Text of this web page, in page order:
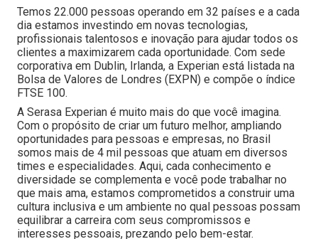
Temos 22.000 pessoas operando em 32 países e a cada
dia estamos investindo em novas tecnologias,
profissionais talentosos e inovação para ajudar todos os
clientes a maximizarem cada oportunidade. Com sede
corporativa em Dublin, Irlanda, a Experian está listada na
Bolsa de Valores de Londres (EXPN) e compõe o índice
FTSE 100.
A Serasa Experian é muito mais do que você imagina.
Com o propósito de criar um futuro melhor, ampliando
oportunidades para pessoas e empresas, no Brasil
somos mais de 4 mil pessoas que atuam em diversos
times e especialidades. Aqui, cada conhecimento e
diversidade se complementa e você pode trabalhar no
que mais ama, estamos comprometidos a construir uma
cultura inclusiva e um ambiente no qual pessoas possam
equilibrar a carreira com seus compromissos e
interesses pessoais, prezando pelo bem-estar.